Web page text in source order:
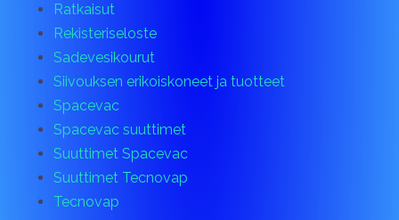
Ratkaisut
Rekisteriseloste
Sadevesikourut
Siivouksen erikoiskoneet ja tuotteet
Spacevac
Spacevac suuttimet
Suuttimet Spacevac
Suuttimet Tecnovap
Tecnovap